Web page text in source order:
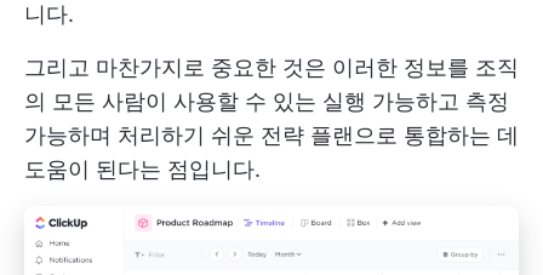
니다.
그리고 마찬가지로 중요한 것은 이러한 정보를 조직
의 모든 사람이 사용할 수 있는 실행 가능하고 측정
가능하며 처리하기 쉬운 전략 플랜으로 통합하는 데
도움이 된다는 점입니다.